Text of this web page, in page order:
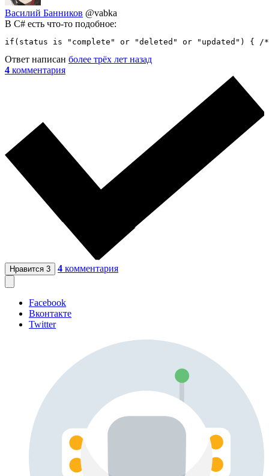
Василий Банников @vabka
В C# есть что-то подобное:
if(status is "complete" or "deleted" or "updated") {
Ответ написан более трёх лет назад
4 комментария
Нравится 3 4 комментария
Facebook
Вконтакте
Twitter